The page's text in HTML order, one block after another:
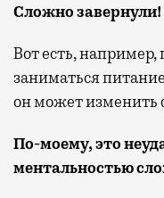
Сложно завернули!
Вот есть, например,
заниматься
он может изменить
По-моему, это
ментальностью